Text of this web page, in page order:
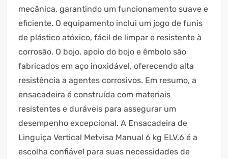
mecânica, garantindo um funcionamento suave e
eficiente. O equipamento inclui um jogo de funis
de plástico atóxico, fácil de limpar e resistente à
corrosão. O bojo, apoio do bojo e êmbolo são
fabricados em aço inoxidável, oferecendo alta
resistência a agentes corrosivos. Em resumo, a
ensacadeira é construída com materiais
resistentes e duráveis para assegurar um
desempenho excepcional. A Ensacadeira de
Linguiça Vertical Metvisa Manual 6 kg ELV.6 é a
escolha confiável para suas necessidades de